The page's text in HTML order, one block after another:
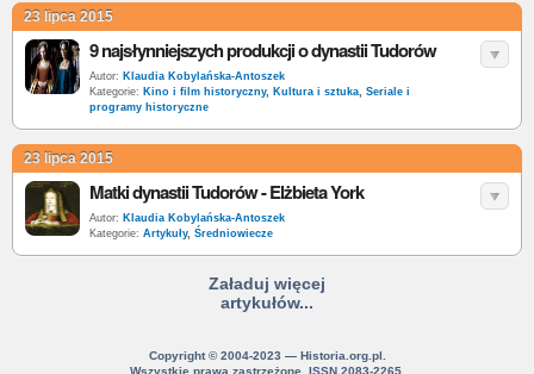
23 lipca 2015
9 najsłynniejszych produkcji o dynastii Tudorów
Autor: Klaudia Kobylańska-Antoszek
Kategorie: Kino i film historyczny, Kultura i sztuka, Seriale i
programy historyczne
23 lipca 2015
Matki dynastii Tudorów - Elżbieta York
Autor: Klaudia Kobylańska-Antoszek
Kategorie: Artykuły, Średniowiecze
Załaduj więcej
artykułów...
Copyright © 2004-2023 — Historia.org.pl.
Wszystkie prawa zastrzeżone. ISSN 2083-2265.